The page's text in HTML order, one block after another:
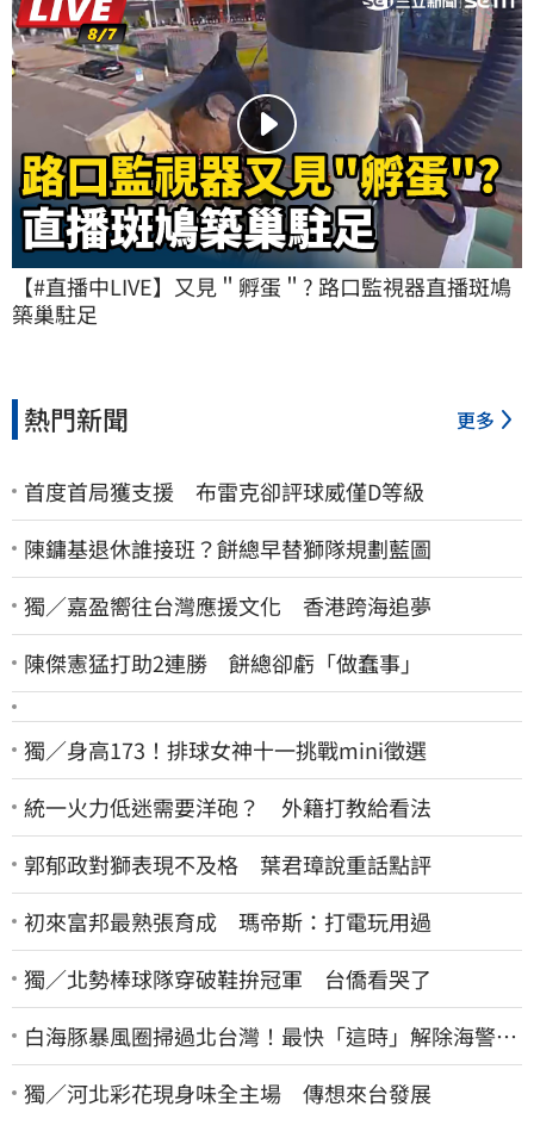
【#直播中LIVE】又見＂孵蛋＂? 路口監視器直播斑鳩
築巢駐足
熱門新聞 更多
首度首局獲支援 布雷克卻評球威僅D等級
陳鏞基退休誰接班？餅總早替獅隊規劃藍圖
獨／嘉盈嚮往台灣應援文化 香港跨海追夢
陳傑憲猛打助2連勝 餅總卻虧「做蠢事」
獨／身高173！排球女神十一挑戰mini徵選
統一火力低迷需要洋砲？ 外籍打教給看法
郭郁政對獅表現不及格 葉君璋說重話點評
初來富邦最熟張育成 瑪帝斯：打電玩用過
獨／北勢棒球隊穿破鞋拚冠軍 台僑看哭了
白海豚暴風圈掃過北台灣！最快「這時」解除海警
9日停班停課一覽
獨／河北彩花現身味全主場 傳想來台發展